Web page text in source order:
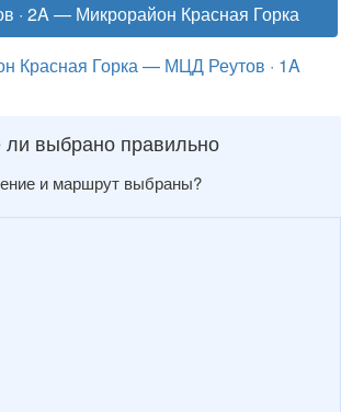
· 2A — Микрорайон Красная Горка
Красная Горка — МЦД Реутов · 1A
ли выбрано правильно
и маршрут выбраны?